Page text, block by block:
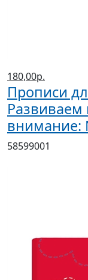
180,00р.
Прописи
58599001